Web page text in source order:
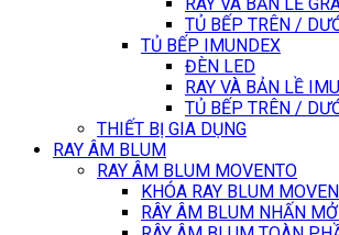
TỦ BẾP TRÊN /
TỦ BẾP IMUNDEX
ĐÈN LED
RAY VÀ BẢN LỀ
TỦ BẾP TRÊN /
THIẾT BỊ GIA DỤNG
RAY ÂM BLUM
RAY ÂM BLUM MOVENTO
KHÓA RAY BLUM
RÂY ÂM BLUM NHẤN